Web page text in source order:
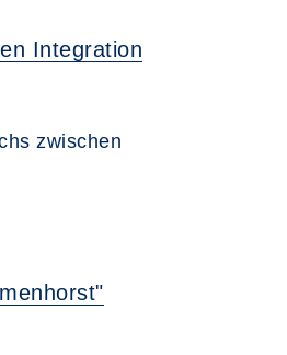
Integration
zwischen